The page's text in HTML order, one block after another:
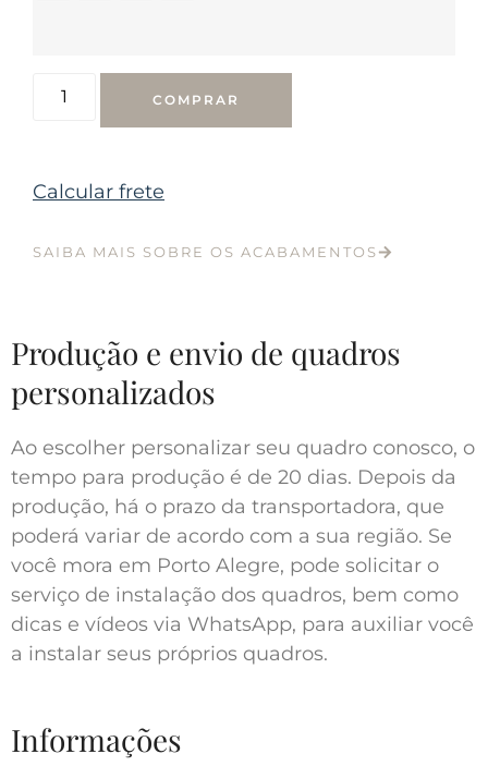
COMPRAR
Calcular frete
SAIBA MAIS SOBRE OS ACABAMENTOS
Produção e envio de quadros
personalizados
Ao escolher personalizar seu quadro conosco, o
tempo para produção é de 20 dias. Depois da
produção, há o prazo da transportadora, que
poderá variar de acordo com a sua região. Se
você mora em Porto Alegre, pode solicitar o
serviço de instalação dos quadros, bem como
dicas e vídeos via WhatsApp, para auxiliar você
a instalar seus próprios quadros.
Informações